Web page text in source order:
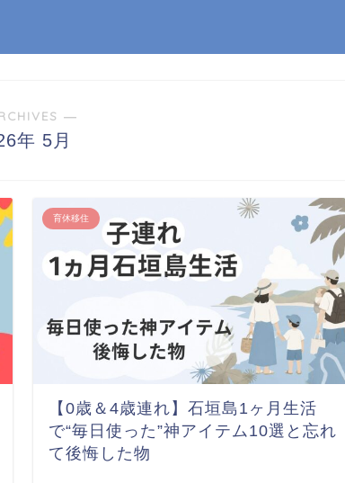
―
年 5月
育休移住
【0歳＆4歳連れ】石垣島1ヶ月生活
で“毎日使った”神アイテム10選と忘れ
て後悔した物